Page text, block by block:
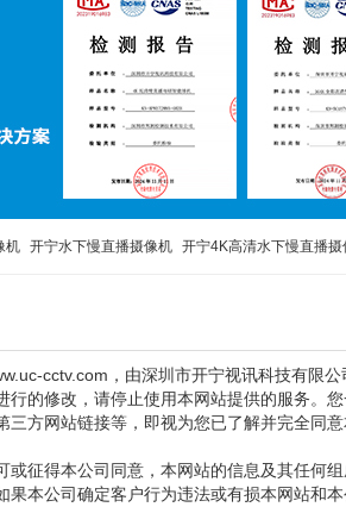
机 开宁水下慢直播摄像机 开宁4K高清水下慢直播摄
cctv.com ，由深圳市开宁视讯科技有限
行的修改，请停止使用本网站提供的服务。
三方网站链接等，即视为您已了解并完全同意
征得本公司同意，本网站的信息及其任何组
果本公司确定客户行为违法或有损本网站和